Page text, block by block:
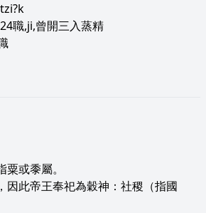
職,ji,曾開三入蒸精
或黍屬。
因此帝王奉祀為穀神：社稷（指國